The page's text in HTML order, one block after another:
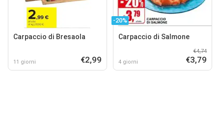
Carpaccio di Bresaola
11 giorni €2,99
-20%
Carpaccio di Salmone
4 giorni
€4,74
€3,79